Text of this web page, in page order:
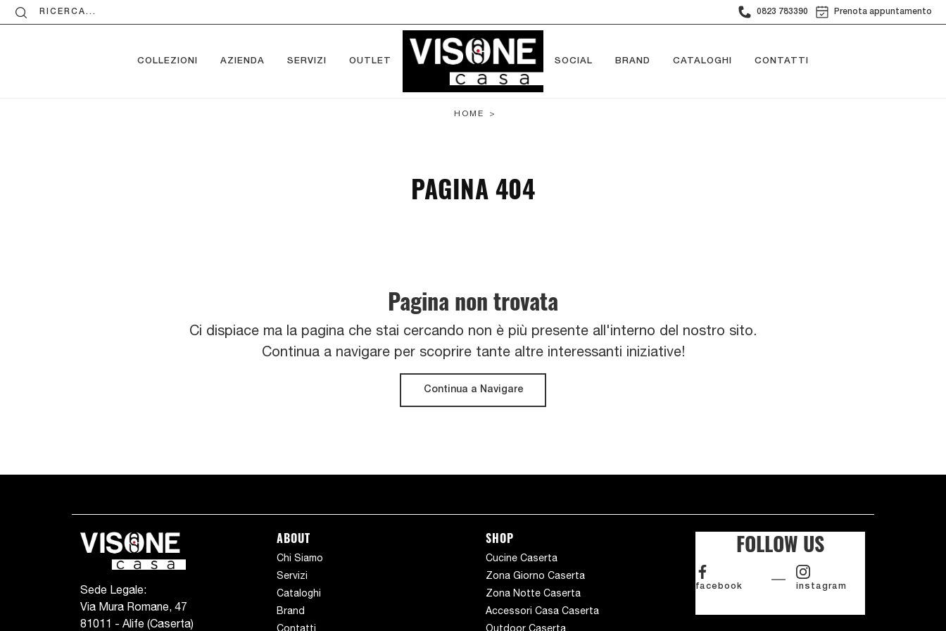
RICERCA... 0823 783390 Prenota appuntamento
COLLEZIONI AZIENDA SERVIZI OUTLET SOCIAL BRAND CATALOGHI CONTATTI
HOME >
PAGINA 404
Pagina non trovata
Ci dispiace ma la pagina che stai cercando non è più presente all'interno del nostro sito.
Continua a navigare per scoprire tante altre interessanti iniziative!
Continua a Navigare
Sede Legale:
Via Mura Romane, 47
81011 - Alife (Caserta)
ABOUT
Chi Siamo
Servizi
Cataloghi
Brand
Contatti
SHOP
Cucine Caserta
Zona Giorno Caserta
Zona Notte Caserta
Accessori Casa Caserta
Outdoor Caserta
FOLLOW US
facebook instagram